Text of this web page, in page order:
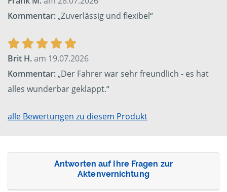
Kommentar:„Zuverlässig und flexibel“
Brit H.am 19.07.2026
Kommentar:„Der Fahrer war sehr freundlich - es hat
alles wunderbar geklappt.“
alle Bewertungen zu diesem Produkt
Antworten auf Ihre Fragen zur
Aktenvernichtung